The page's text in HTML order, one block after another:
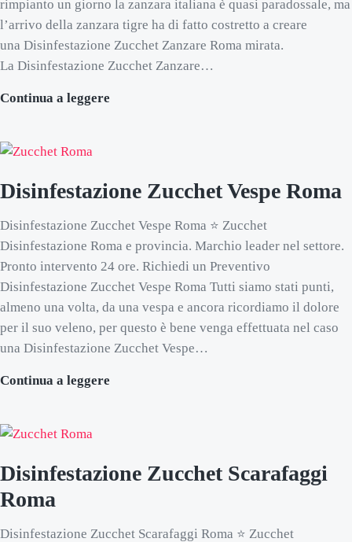
rimpianto un giorno la zanzara italiana è quasi paradossale, ma
l’arrivo della zanzara tigre ha di fatto costretto a creare
una Disinfestazione Zucchet Zanzare Roma mirata.
La Disinfestazione Zucchet Zanzare…
Continua a leggere
Disinfestazione Zucchet Vespe Roma
Disinfestazione Zucchet Vespe Roma ⭐ Zucchet
Disinfestazione Roma e provincia. Marchio leader nel settore.
Pronto intervento 24 ore. Richiedi un Preventivo
Disinfestazione Zucchet Vespe Roma Tutti siamo stati punti,
almeno una volta, da una vespa e ancora ricordiamo il dolore
per il suo veleno, per questo è bene venga effettuata nel caso
una Disinfestazione Zucchet Vespe…
Continua a leggere
Disinfestazione Zucchet Scarafaggi
Roma
Disinfestazione Zucchet Scarafaggi Roma ⭐ Zucchet